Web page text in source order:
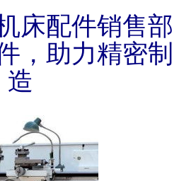
床配件销售部
，助力精密制
造